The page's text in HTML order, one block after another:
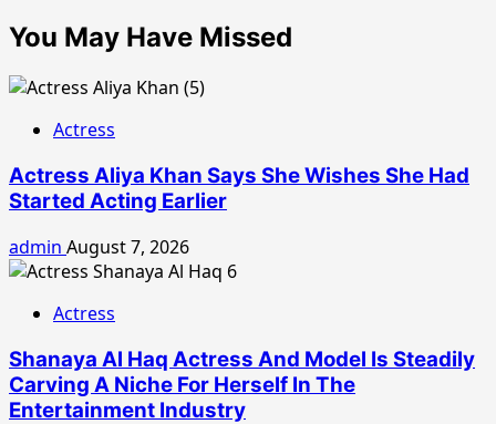
You May Have Missed
Actress
Actress Aliya Khan Says She Wishes She Had
Started Acting Earlier
admin August 7, 2026
Actress
Shanaya Al Haq Actress And Model Is Steadily
Carving A Niche For Herself In The
Entertainment Industry